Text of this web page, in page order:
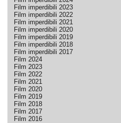
Film imperdibili 2023
Film imperdibili 2022
Film imperdibili 2021
Film imperdibili 2020
Film imperdibili 2019
Film imperdibili 2018
Film imperdibili 2017
Film 2024
Film 2023
Film 2022
Film 2021
Film 2020
Film 2019
Film 2018
Film 2017
Film 2016